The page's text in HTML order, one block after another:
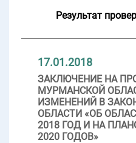
Результат
17.01.2018
ЗАКЛЮЧЕНИЕ НА
МУРМАНСКОЙ
ИЗМЕНЕНИЙ В
ОБЛАСТИ «ОБ
2018 ГОД И НА
2020 ГОДОВ»